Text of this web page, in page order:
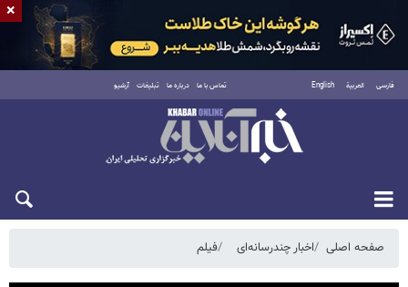
فارسی العربية English تماس با ما درباره ما تبلیغات آرشیو
پنجشنبه ۱۵ مرداد ۱۴۰۵
صفحه اصلی اخبار چندرسانه‌ای فیلم
×